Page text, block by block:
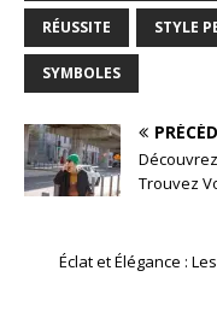
RÉUSSITE STYLE
SYMBOLES
Trouvez
Éclat et Élégance :